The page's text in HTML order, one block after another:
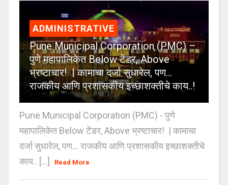
ADMINISTRATIVE
Pune Municipal Corporation (PMC) –
पुणे महापालिकेत Below टेंडर, Above
भ्रष्टाचार! | कामाचा दर्जा सुधारेल, पण…
राजकीय आणि प्रशासकीय इच्छाशक्तीचे काय..!
Pune Municipal Corporation (PMC) - पुणे
महापालिकेत Below टेंडर, Above भ्रष्टाचार! | कामाचा
दर्जा सुधारेल, पण… राजकीय आणि प्रशासकीय इच्छाशक्तीचे
काय.. [...]
Read More